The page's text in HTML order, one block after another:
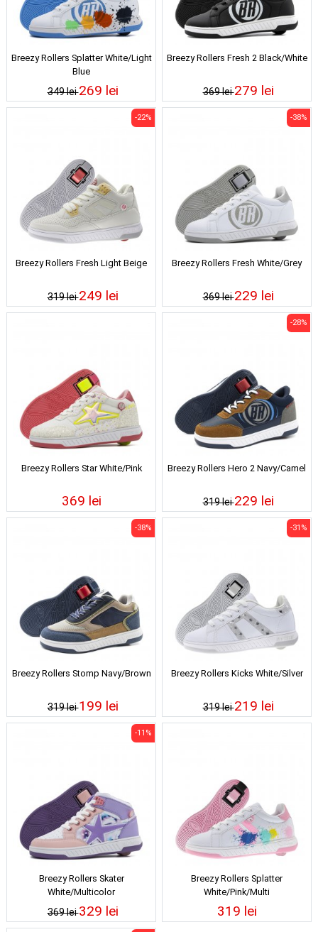
Breezy Rollers Splatter White/Light
Blue
349 lei269 lei
Breezy Rollers Fresh 2 Black/White
369 lei279 lei
Breezy Rollers Fresh Light Beige
319 lei
-22%
249 lei
Breezy Rollers Fresh White/Grey
369 lei
-38%
229 lei
Breezy Rollers Star White/Pink
369 lei
Breezy Rollers Hero 2 Navy/Camel
319 lei
-28%
229 lei
Breezy Rollers Stomp Navy/Brown
319 lei
-38%
199 lei
Breezy Rollers Kicks White/Silver
319 lei
-31%
219 lei
Breezy Rollers Skater
White/Multicolor
369 lei
-11%
329 lei
Breezy Rollers Splatter
White/Pink/Multi
319 lei